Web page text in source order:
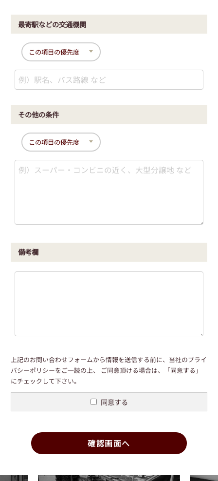
最寄駅などの交通機関
その他の条件
備考欄
上記のお問い合わせフォームから情報を送信する前に、当社のプライ
バシーポリシーをご一読の上、 ご同意頂ける場合は、「同意する」
にチェックして下さい。
同意する